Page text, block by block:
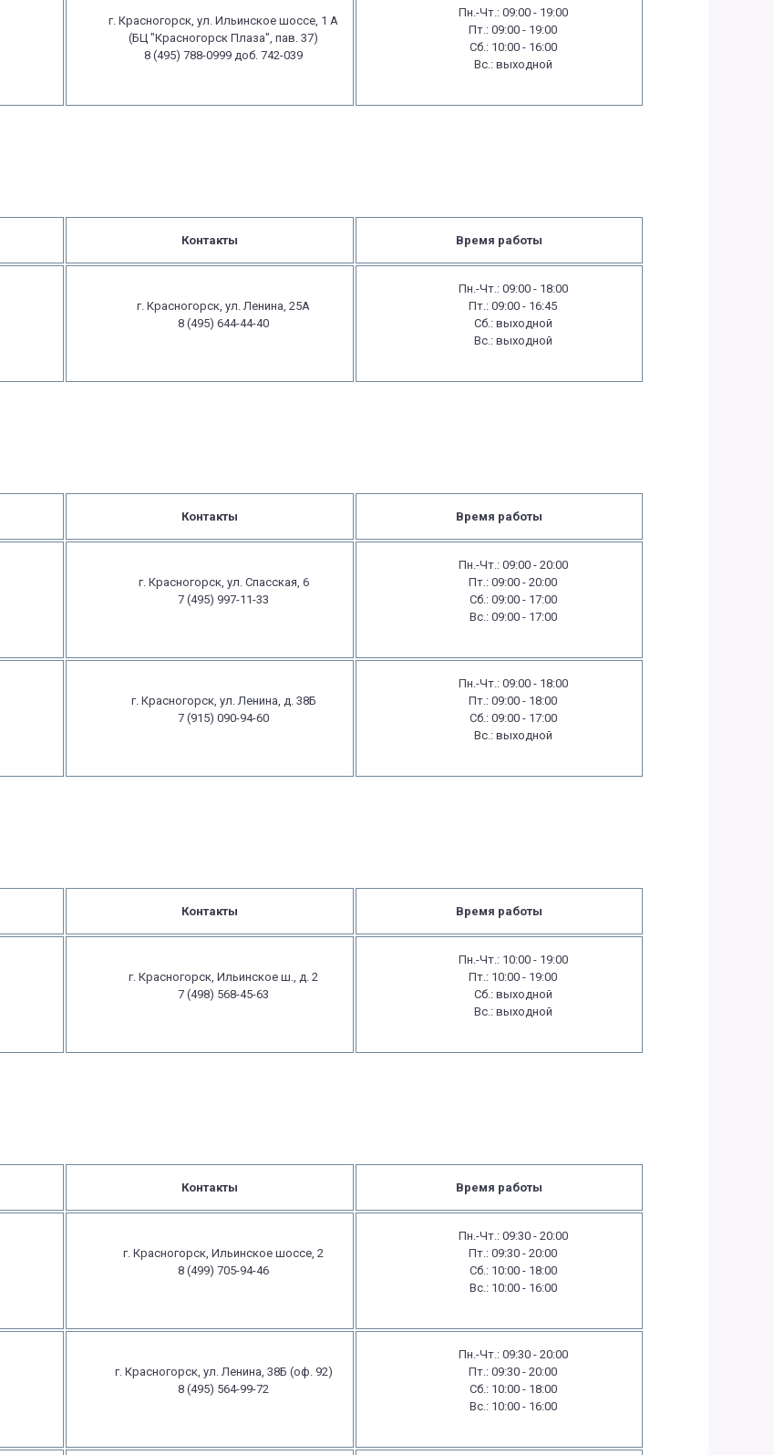
г. Красногорск, ул. Ильинское шоссе, 1 А
(БЦ "Красногорск Плаза", пав. 37)
8 (495) 788-0999 доб. 742-039
Пн.-Чт.: 09:00 - 19:00
Пт.: 09:00 - 19:00
Сб.: 10:00 - 16:00
Вс.: выходной
Контакты Время работы
г. Красногорск, ул. Ленина, 25А
8 (495) 644-44-40
Пн.-Чт.: 09:00 - 18:00
Пт.: 09:00 - 16:45
Сб.: выходной
Вс.: выходной
Контакты Время работы
г. Красногорск, ул. Спасская, 6
7 (495) 997-11-33
Пн.-Чт.: 09:00 - 20:00
Пт.: 09:00 - 20:00
Сб.: 09:00 - 17:00
Вс.: 09:00 - 17:00
г. Красногорск, ул. Ленина, д. 38Б
7 (915) 090-94-60
Пн.-Чт.: 09:00 - 18:00
Пт.: 09:00 - 18:00
Сб.: 09:00 - 17:00
Вс.: выходной
Контакты Время работы
г. Красногорск, Ильинское ш., д. 2
7 (498) 568-45-63
Пн.-Чт.: 10:00 - 19:00
Пт.: 10:00 - 19:00
Сб.: выходной
Вс.: выходной
Контакты Время работы
г. Красногорск, Ильинское шоссе, 2
8 (499) 705-94-46
Пн.-Чт.: 09:30 - 20:00
Пт.: 09:30 - 20:00
Сб.: 10:00 - 18:00
Вс.: 10:00 - 16:00
г. Красногорск, ул. Ленина, 38Б (оф. 92)
8 (495) 564-99-72
Пн.-Чт.: 09:30 - 20:00
Пт.: 09:30 - 20:00
Сб.: 10:00 - 18:00
Вс.: 10:00 - 16:00